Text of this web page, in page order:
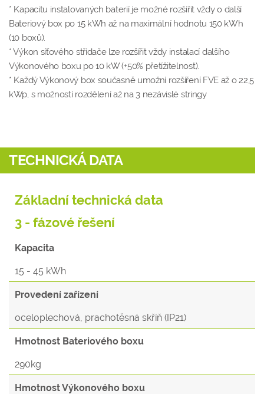
* Kapacitu instalovaných baterií je možné rozšířit vždy o další
Bateriový box po 15 kWh až na maximální hodnotu 150 kWh
(10 boxů).
* Výkon síťového střídače lze rozšířit vždy instalací dalšího
Výkonového boxu po 10 kW (+50% přetížitelnost).
* Každý Výkonový box současně umožní rozšíření FVE až o 22,5
kWp, s možností rozdělení až na 3 nezávislé stringy
TECHNICKÁ DATA
Základní technická data
3 - fázové řešení
Kapacita
15 - 45 kWh
Provedení zařízení
oceloplechová, prachotěsná skříň (IP21)
Hmotnost Bateriového boxu
290kg
Hmotnost Výkonového boxu